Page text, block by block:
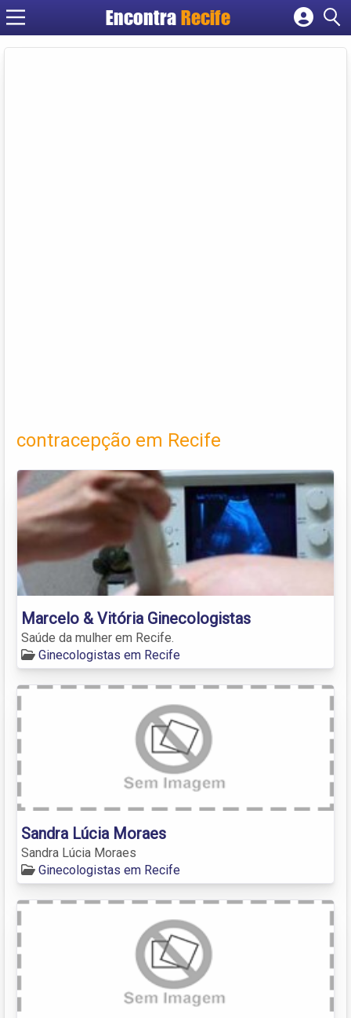
Encontra Recife
Cadastrar empresa
contracepção em Recife
Marcelo & Vitória Ginecologistas
Saúde da mulher em Recife.
Ginecologistas em Recife
Sandra Lúcia Moraes
Sandra Lúcia Moraes
Ginecologistas em Recife